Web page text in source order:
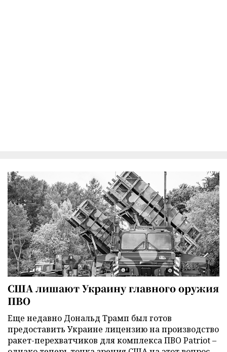
США лишают Украину главного оружия
ПВО
Еще недавно Дональд Трамп был готов
предоставить Украине лицензию на производство
ракет-перехватчиков для комплекса ПВО Patriot –